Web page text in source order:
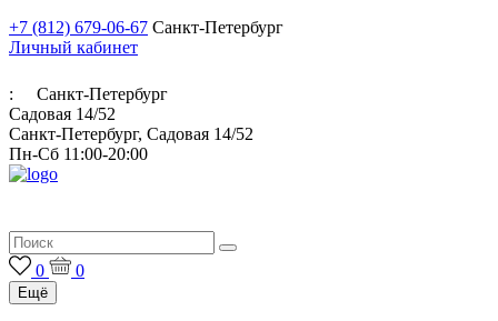
+7 (812) 679-06-67 Санкт-Петербург
Личный кабинет
:
Санкт-Петербург
Садовая 14/52
Санкт-Петербург, Садовая 14/52
Пн-Сб 11:00-20:00
0 0
Ещё